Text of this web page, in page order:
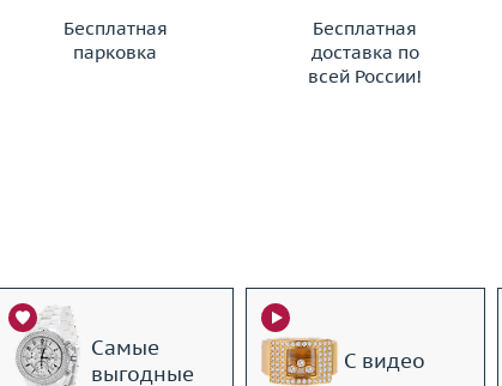
Бесплатная
парковка
Бесплатная
доставка по
всей России!
Самые
выгодные
С видео